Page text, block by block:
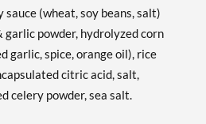
sauce (wheat, soy beans, salt)
powder, hydrolyzed corn
garlic, spice, orange oil), rice
citric acid, salt,
celery powder, sea salt.